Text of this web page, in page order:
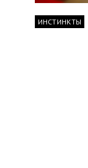
ИНСТИНКТЫ